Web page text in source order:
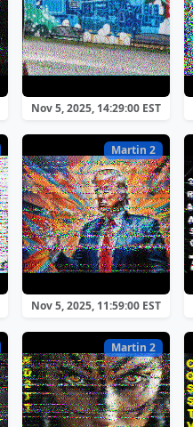
Nov 5, 2025, 14:29:00 EST
Martin 2
Nov 5, 2025, 11:59:00 EST
Martin 2